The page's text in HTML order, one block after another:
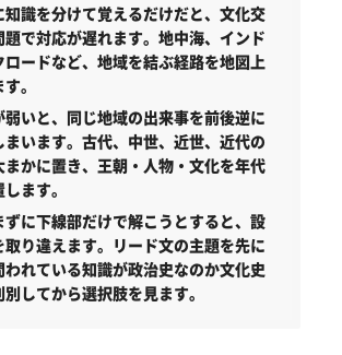
知識を分けて覚えるだけだと、文化交
題で対応が遅れます。地中海、インド
ロードなど、地域を結ぶ経路を地図上
。
弱いと、同じ地域の出来事を前後逆に
まいます。古代、中世、近世、近代の
まかに置き、王朝・人物・文化を年代
ます。
ずに下線部だけで解こうとすると、設
取り違えます。リード文の主題を先に
われている知識が政治史なのか文化史
してから選択肢を見ます。